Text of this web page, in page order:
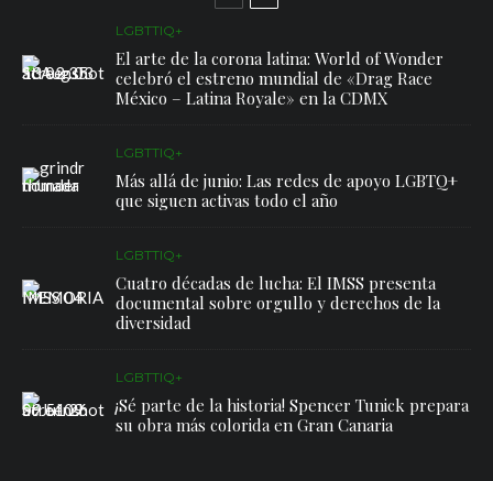
LGBTTIQ+
El arte de la corona latina: World of Wonder
celebró el estreno mundial de «Drag Race
México – Latina Royale» en la CDMX
LGBTTIQ+
Más allá de junio: Las redes de apoyo LGBTQ+
que siguen activas todo el año
LGBTTIQ+
Cuatro décadas de lucha: El IMSS presenta
documental sobre orgullo y derechos de la
diversidad
LGBTTIQ+
¡Sé parte de la historia! Spencer Tunick prepara
su obra más colorida en Gran Canaria